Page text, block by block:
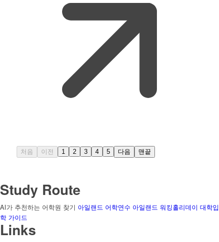
처음 이전 1 2 3 4 5 다음 맨끝
Study Route
AI가 추천하는 어학원 찾기 아일랜드 어학연수 아일랜드 워킹홀리데이 대학입
학 가이드
Links